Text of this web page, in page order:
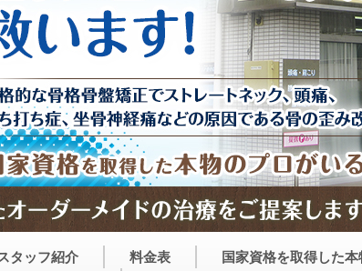
タッフ紹介 料金表
国家資格を取得した